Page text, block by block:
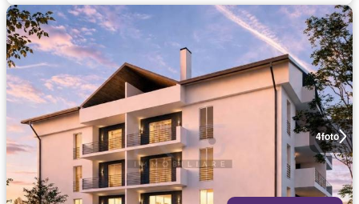
4foto